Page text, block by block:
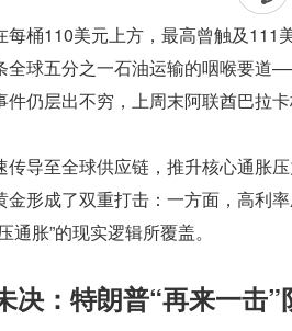
每桶110美元上方，最高曾触及
球五分之一石油运输的咽喉要道
件仍层出不穷，上周末阿联酋巴拉
传导至全球供应链，推升核心通胀
金形成了双重打击：一方面，高利
通胀”的现实逻辑所覆盖。
决：特朗普“再来一击